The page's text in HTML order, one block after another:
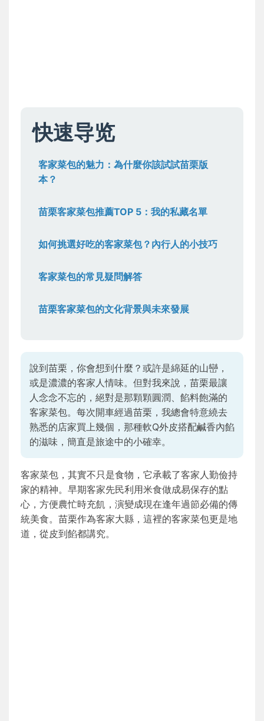
快速导览
客家菜包的魅力：為什麼你該試試苗栗版
本？
苗栗客家菜包推薦TOP 5：我的私藏名單
如何挑選好吃的客家菜包？內行人的小技巧
客家菜包的常見疑問解答
苗栗客家菜包的文化背景與未來發展
說到苗栗，你會想到什麼？或許是綿延的山巒，
或是濃濃的客家人情味。但對我來說，苗栗最讓
人念念不忘的，絕對是那顆顆圓潤、餡料飽滿的
客家菜包。每次開車經過苗栗，我總會特意繞去
熟悉的店家買上幾個，那種軟Q外皮搭配鹹香內餡
的滋味，簡直是旅途中的小確幸。
客家菜包，其實不只是食物，它承載了客家人勤儉持
家的精神。早期客家先民利用米食做成易保存的點
心，方便農忙時充飢，演變成現在逢年過節必備的傳
統美食。苗栗作為客家大縣，這裡的客家菜包更是地
道，從皮到餡都講究。